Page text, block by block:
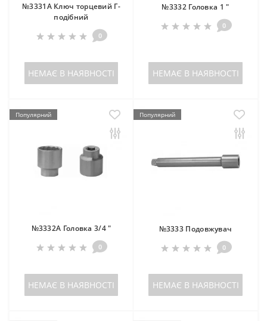
№3331A Ключ торцевий Г-
подібний
0
НЕМАЄ В НАЯВНОСТІ
№3332 Головка 1 "
0
НЕМАЄ В НАЯВНОСТІ
Популярний
№3332A Головка 3/4 "
0
НЕМАЄ В НАЯВНОСТІ
Популярний
№3333 Подовжувач
0
НЕМАЄ В НАЯВНОСТІ